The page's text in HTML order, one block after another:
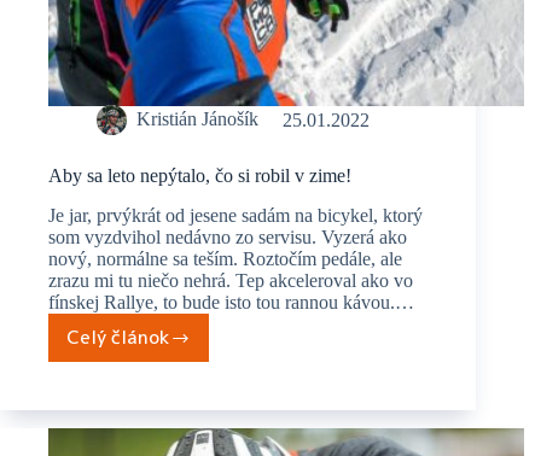
Kristián Jánošík 25.01.2022
Aby sa leto nepýtalo, čo si robil v zime!
Je jar, prvýkrát od jesene sadám na bicykel, ktorý
som vyzdvihol nedávno zo servisu. Vyzerá ako
nový, normálne sa teším. Roztočím pedále, ale
zrazu mi tu niečo nehrá. Tep akceleroval ako vo
fínskej Rallye, to bude isto tou rannou kávou.…
Celý článok
Aby
nepýtalo,